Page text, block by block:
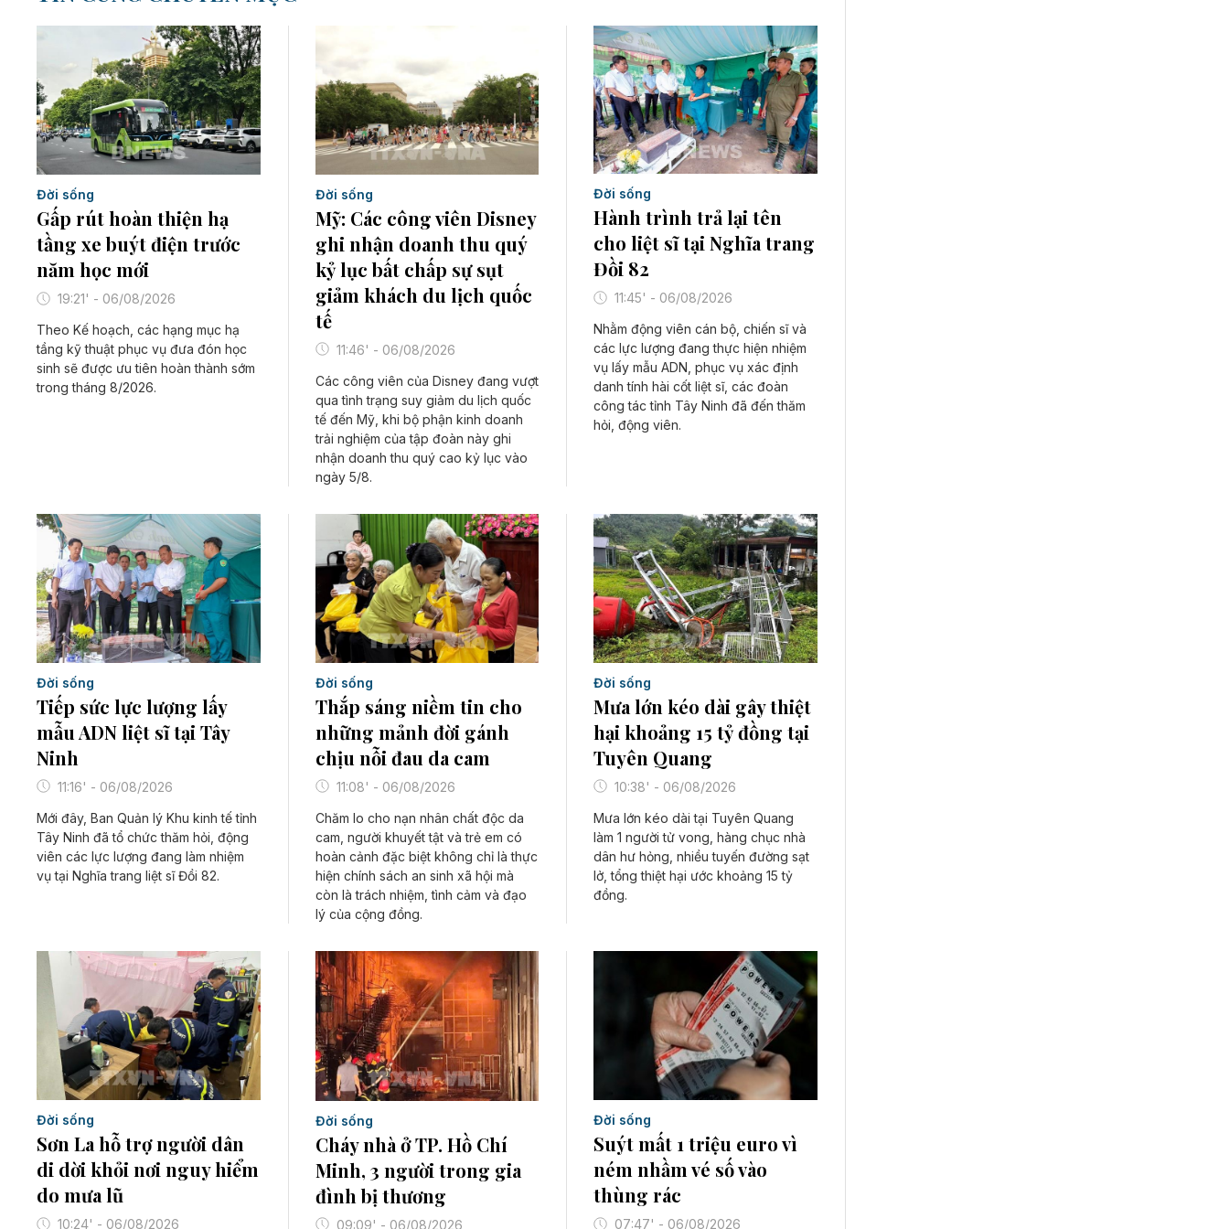
Đời sống
Gấp rút hoàn thiện hạ
tầng xe buýt điện trước
năm học mới
19:21' - 06/08/2026
Theo Kế hoạch, các hạng mục hạ
tầng kỹ thuật phục vụ đưa đón học
sinh sẽ được ưu tiên hoàn thành sớm
trong tháng 8/2026.
Đời sống
Mỹ: Các công viên Disney
ghi nhận doanh thu quý
kỷ lục bất chấp sự sụt
giảm khách du lịch quốc
tế
11:46' - 06/08/2026
Các công viên của Disney đang vượt
qua tình trạng suy giảm du lịch quốc
tế đến Mỹ, khi bộ phận kinh doanh
trải nghiệm của tập đoàn này ghi
nhận doanh thu quý cao kỷ lục vào
ngày 5/8.
Đời sống
Hành trình trả lại tên
cho liệt sĩ tại Nghĩa trang
Đồi 82
11:45' - 06/08/2026
Nhằm động viên cán bộ, chiến sĩ và
các lực lượng đang thực hiện nhiệm
vụ lấy mẫu ADN, phục vụ xác định
danh tính hài cốt liệt sĩ, các đoàn
công tác tỉnh Tây Ninh đã đến thăm
hỏi, động viên.
Đời sống
Tiếp sức lực lượng lấy
mẫu ADN liệt sĩ tại Tây
Ninh
11:16' - 06/08/2026
Mới đây, Ban Quản lý Khu kinh tế tỉnh
Tây Ninh đã tổ chức thăm hỏi, động
viên các lực lượng đang làm nhiệm
vụ tại Nghĩa trang liệt sĩ Đồi 82.
Đời sống
Thắp sáng niềm tin cho
những mảnh đời gánh
chịu nỗi đau da cam
11:08' - 06/08/2026
Chăm lo cho nạn nhân chất độc da
cam, người khuyết tật và trẻ em có
hoàn cảnh đặc biệt không chỉ là thực
hiện chính sách an sinh xã hội mà
còn là trách nhiệm, tình cảm và đạo
lý của cộng đồng.
Đời sống
Mưa lớn kéo dài gây thiệt
hại khoảng 15 tỷ đồng tại
Tuyên Quang
10:38' - 06/08/2026
Mưa lớn kéo dài tại Tuyên Quang
làm 1 người tử vong, hàng chục nhà
dân hư hỏng, nhiều tuyến đường sạt
lở, tổng thiệt hại ước khoảng 15 tỷ
đồng.
Đời sống
Sơn La hỗ trợ người dân
di dời khỏi nơi nguy hiểm
do mưa lũ
10:24' - 06/08/2026
Đời sống
Cháy nhà ở TP. Hồ Chí
Minh, 3 người trong gia
đình bị thương
09:09' - 06/08/2026
Đời sống
Suýt mất 1 triệu euro vì
ném nhầm vé số vào
thùng rác
07:47' - 06/08/2026